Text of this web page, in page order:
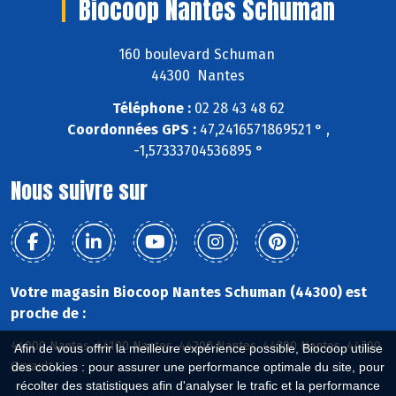
Afin de vous offrir la meilleure expérience possible, Biocoop utilise
des cookies : pour assurer une performance optimale du site, pour
récolter des statistiques afin d'analyser le trafic et la performance
Biocoop Nantes Schuman
160 boulevard Schuman
44300 Nantes
Téléphone :02 28 43 48 62
Coordonnées GPS :47,2416571869521 ° ,
-1,57333704536895 °
Nous suivre sur
Votre magasin Biocoop Nantes Schuman (44300) est
proche de :
44000 Nantes, 44100 Nantes, 44200 Nantes, 44300 Nantes, 44700
Orvault